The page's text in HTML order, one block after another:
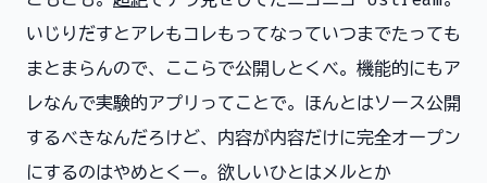
いじりだすとアレもコレもってなっていつまでたっても
まとまらんので、ここらで公開しとくべ。機能的にもア
レなんで実験的アプリってことで。ほんとはソース公開
するべきなんだろけど、内容が内容だけに完全オープン
にするのはやめとくー。欲しいひとはメルとか